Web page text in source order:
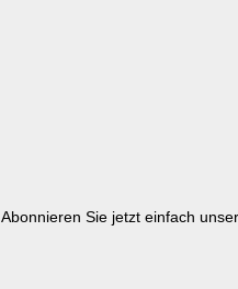
Abonnieren Sie jetzt einfach